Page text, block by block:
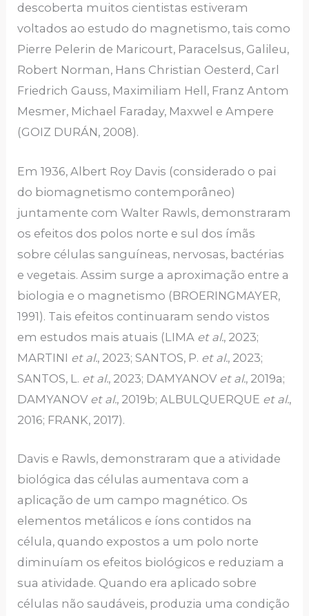
descoberta muitos cientistas estiveram
voltados ao estudo do magnetismo, tais como
Pierre Pelerin de Maricourt, Paracelsus, Galileu,
Robert Norman, Hans Christian Oesterd, Carl
Friedrich Gauss, Maximiliam Hell, Franz Antom
Mesmer, Michael Faraday, Maxwel e Ampere
(GOIZ DURÁN, 2008).
Em 1936, Albert Roy Davis (considerado o pai
do biomagnetismo contemporâneo)
juntamente com Walter Rawls, demonstraram
os efeitos dos polos norte e sul dos ímãs
sobre células sanguíneas, nervosas, bactérias
e vegetais. Assim surge a aproximação entre a
biologia e o magnetismo (BROERINGMAYER,
1991). Tais efeitos continuaram sendo vistos
em estudos mais atuais (LIMA et al., 2023;
MARTINI et al., 2023; SANTOS, P. et al., 2023;
SANTOS, L. et al., 2023; DAMYANOV et al., 2019a;
DAMYANOV et al., 2019b; ALBULQUERQUE et al.,
2016; FRANK, 2017).
Davis e Rawls, demonstraram que a atividade
biológica das células aumentava com a
aplicação de um campo magnético. Os
elementos metálicos e íons contidos na
célula, quando expostos a um polo norte
diminuíam os efeitos biológicos e reduziam a
sua atividade. Quando era aplicado sobre
células não saudáveis, produzia uma condição